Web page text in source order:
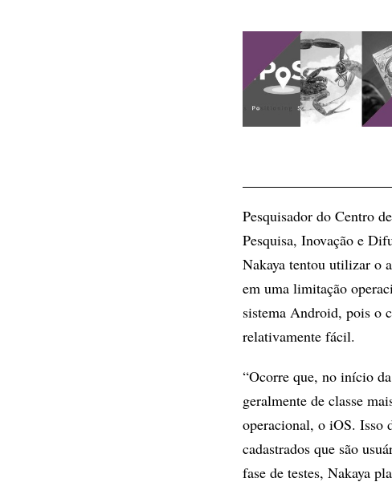
Pesquisador do Centro
Pesquisa, Inovação e
Nakaya tentou utilizar o
em uma limitação
sistema Android, pois o
relativamente fácil.
“Ocorre que, no início
geralmente de classe
operacional, o iOS. Isso
cadastrados que são
fase de testes, Nakaya